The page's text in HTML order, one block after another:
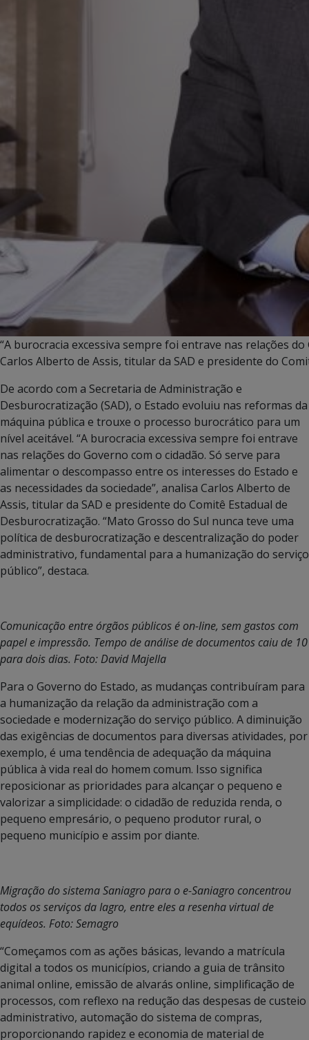
“A burocracia excessiva sempre foi entrave nas relações
Carlos Alberto de Assis, titular da SAD e presidente do
De acordo com a Secretaria de Administração e
Desburocratização (SAD), o Estado evoluiu nas reformas da
máquina pública e trouxe o processo burocrático para um
nível aceitável. “A burocracia excessiva sempre foi entrave
nas relações do Governo com o cidadão. Só serve para
alimentar o descompasso entre os interesses do Estado e
as necessidades da sociedade”, analisa Carlos Alberto de
Assis, titular da SAD e presidente do Comitê Estadual de
Desburocratização. “Mato Grosso do Sul nunca teve uma
política de desburocratização e descentralização do poder
administrativo, fundamental para a humanização do serviço
público”, destaca.
Comunicação entre órgãos públicos é on-line, sem gastos com
papel e impressão. Tempo de análise de documentos caiu de 10
para dois dias. Foto: David Majella
Para o Governo do Estado, as mudanças contribuíram para
a humanização da relação da administração com a
sociedade e modernização do serviço público. A diminuição
das exigências de documentos para diversas atividades, por
exemplo, é uma tendência de adequação da máquina
pública à vida real do homem comum. Isso significa
reposicionar as prioridades para alcançar o pequeno e
valorizar a simplicidade: o cidadão de reduzida renda, o
pequeno empresário, o pequeno produtor rural, o
pequeno município e assim por diante.
Migração do sistema Saniagro para o e-Saniagro concentrou
todos os serviços da Iagro, entre eles a resenha virtual de
equídeos. Foto: Semagro
“Começamos com as ações básicas, levando a matrícula
digital a todos os municípios, criando a guia de trânsito
animal online, emissão de alvarás online, simplificação de
processos, com reflexo na redução das despesas de custeio
administrativo, automação do sistema de compras,
proporcionando rapidez e economia de material de